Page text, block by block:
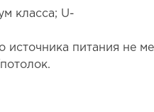
класса; U-
питания не